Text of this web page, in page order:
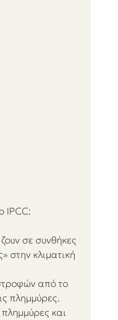
IPCC:
σε συνθήκες
στην κλιματική
από το
πλημμύρες.
και